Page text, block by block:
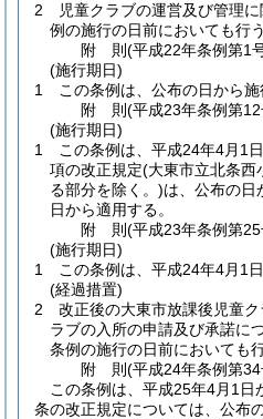
2
児童クラブの運営及び管理
例の施行の日前においても行
附 則(平成22年条例第1
(施行期日)
1
この条例は、公布の日から施
附 則(平成23年条例第
(施行期日)
1
この条例は、平成24年4月1
項の改正規定(大東市立北条西
る部分を除く。)は、公布の日
日から適用する。
附 則(平成23年条例第
(施行期日)
1
この条例は、平成24年4月1
(経過措置)
2
改正後の大東市放課後児童
ラブの入所の申請及び承諾に
条例の施行の日前においても
附 則(平成24年条例第
この条例は、平成25年4月1日
条の改正規定については、公布